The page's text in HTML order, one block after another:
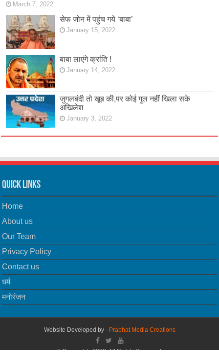
March 7, 2022
सेफ जोन में पहुंच गये ‘बाबा’
January 15, 2022
बाबा लाएंगे क्रांति !
January 14, 2022
जुगलबंदी तो खूब की,पर कोई गुल नहीं खिला सके
अखिलेश
January 3, 2022
Quick Links
Home
About us
Our Team
Privacy Policy
Contact us
धर्म
मनोरंजन
Website Developed by - Prabhat Media Creations
© Copyrights 2026, All Rights Reserved.